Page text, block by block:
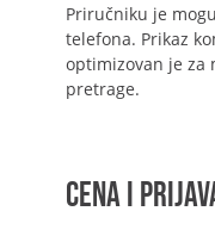
Priručniku je
telefona. Prikaz
optimizovan je za
pretrage.
CENA I